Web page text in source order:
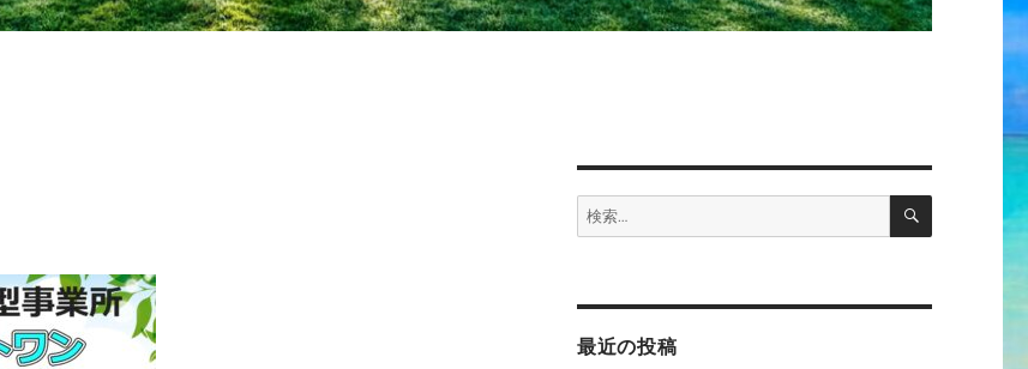
検
索:
検
最近の投稿